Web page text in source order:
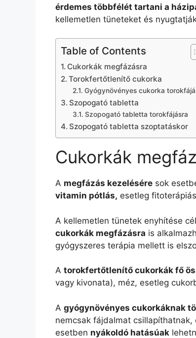
érdemes többfélét tartani a
kellemetlen tüneteket és
Table of Contents
Cukorkák megfázásra
Torokfertőtlenítő cukorka
Gyógynövényes cukorka
Szopogató tabletta
Szopogató tabletta torokfájásra
Szopogató tabletta szoptatáskor
Cukorkák
A megfázás kezelésére sok
vitamin pótlás, esetleg
A kellemetlen tünetek enyhítése
cukorkák megfázásra is
gyógyszeres terápia mellett is
A torokfertőtlenítő cukorkák fő
vagy kivonata), méz, esetleg
A gyógynövényes cukorkáknak
nemcsak fájdalmat csillapíthatnak,
esetben nyákoldó hatásúak